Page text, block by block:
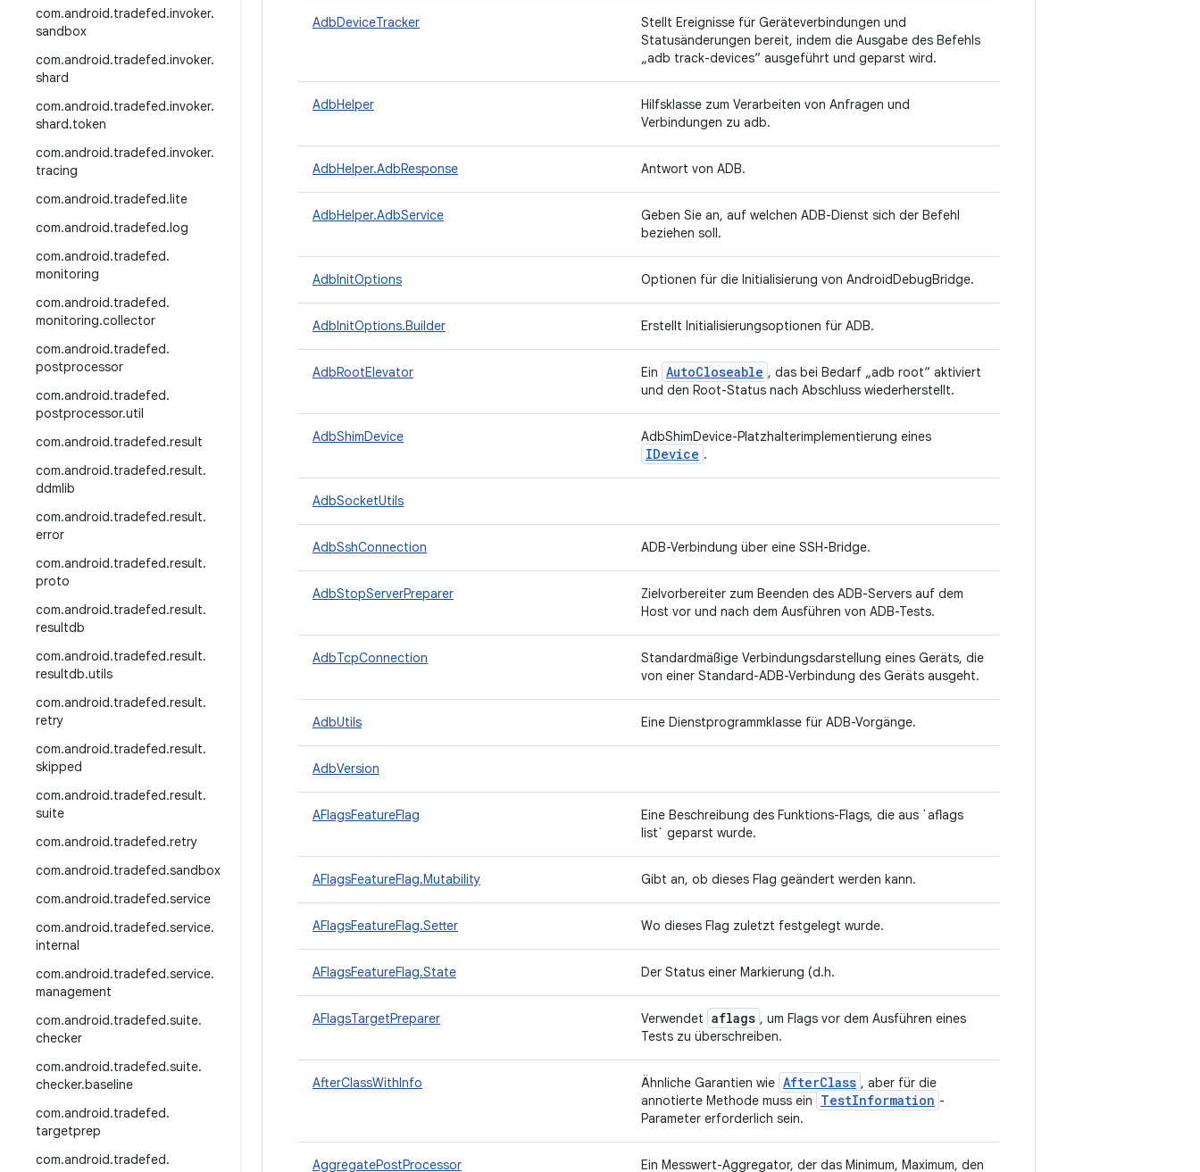
com.android.tradefed.invoker.
sandbox
com.android.tradefed.invoker.
shard
com.android.tradefed.invoker.
shard.token
com.android.tradefed.invoker.
tracing
com.android.tradefed.lite
com.android.tradefed.log
com.android.tradefed.
monitoring
com.android.tradefed.
monitoring.collector
com.android.tradefed.
postprocessor
com.android.tradefed.
postprocessor.util
com.android.tradefed.result
com.android.tradefed.result.
ddmlib
com.android.tradefed.result.
error
com.android.tradefed.result.
proto
com.android.tradefed.result.
resultdb
com.android.tradefed.result.
resultdb.utils
com.android.tradefed.result.
retry
com.android.tradefed.result.
skipped
com.android.tradefed.result.
suite
com.android.tradefed.retry
com.android.tradefed.sandbox
com.android.tradefed.service
com.android.tradefed.service.
internal
com.android.tradefed.service.
management
com.android.tradefed.suite.
checker
com.android.tradefed.suite.
checker.baseline
com.android.tradefed.
targetprep
com.android.tradefed.
AdbDeviceTracker
Stellt Ereignisse für Geräteverbindungen und
Statusänderungen bereit, indem die Ausgabe des Befehls
„adb track-devices“ ausgeführt und geparst wird.
AdbHelper
Hilfsklasse zum Verarbeiten von Anfragen und
Verbindungen zu adb.
AdbHelper.AdbResponse Antwort von ADB.
AdbHelper.AdbService
Geben Sie an, auf welchen ADB-Dienst sich der Befehl
beziehen soll.
AdbInitOptions Optionen für die Initialisierung von AndroidDebugBridge.
AdbInitOptions.Builder Erstellt Initialisierungsoptionen für ADB.
AdbRootElevator Ein AutoCloseable , das bei Bedarf „adb root“ aktiviert
und den Root-Status nach Abschluss wiederherstellt.
AdbShimDevice AdbShimDevice-Platzhalterimplementierung eines
IDevice .
AdbSocketUtils
AdbSshConnection ADB-Verbindung über eine SSH-Bridge.
AdbStopServerPreparer
Zielvorbereiter zum Beenden des ADB-Servers auf dem
Host vor und nach dem Ausführen von ADB-Tests.
AdbTcpConnection
Standardmäßige Verbindungsdarstellung eines Geräts, die
von einer Standard-ADB-Verbindung des Geräts ausgeht.
AdbUtils Eine Dienstprogrammklasse für ADB-Vorgänge.
AdbVersion
AFlagsFeatureFlag
Eine Beschreibung des Funktions-Flags, die aus `aflags
list` geparst wurde.
AFlagsFeatureFlag.Mutability Gibt an, ob dieses Flag geändert werden kann.
AFlagsFeatureFlag.Setter Wo dieses Flag zuletzt festgelegt wurde.
AFlagsFeatureFlag.State Der Status einer Markierung (d.h.
AFlagsTargetPreparer Verwendet aflags , um Flags vor dem Ausführen eines
Tests zu überschreiben.
AfterClassWithInfo Ähnliche Garantien wie AfterClass , aber für die
annotierte Methode muss ein
TestInformation -
Parameter erforderlich sein.
AggregatePostProcessor Ein Messwert-Aggregator, der das Minimum, Maximum, den